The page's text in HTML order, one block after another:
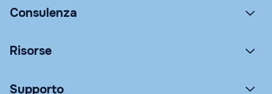
Consulenza
Risorse
Supporto